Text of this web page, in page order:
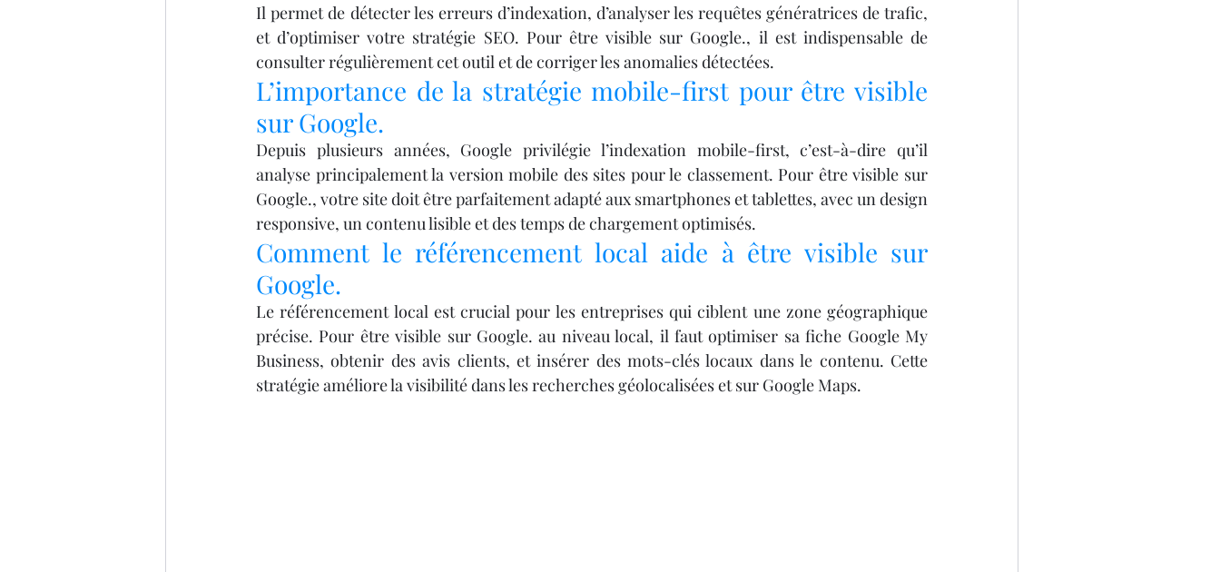
Il permet de détecter les erreurs d’indexation, d’analyser les requêtes génératrices de trafic,
et d’optimiser votre stratégie SEO. Pour être visible sur Google., il est indispensable de
consulter régulièrement cet outil et de corriger les anomalies détectées.
L’importance de la stratégie mobile-first pour être visible
sur Google.
Depuis plusieurs années, Google privilégie l’indexation mobile-first, c’est-à-dire qu’il
analyse principalement la version mobile des sites pour le classement. Pour être visible sur
Google., votre site doit être parfaitement adapté aux smartphones et tablettes, avec un design
responsive, un contenu lisible et des temps de chargement optimisés.
Comment le référencement local aide à être visible sur
Google.
Le référencement local est crucial pour les entreprises qui ciblent une zone géographique
précise. Pour être visible sur Google. au niveau local, il faut optimiser sa fiche Google My
Business, obtenir des avis clients, et insérer des mots-clés locaux dans le contenu. Cette
stratégie améliore la visibilité dans les recherches géolocalisées et sur Google Maps.